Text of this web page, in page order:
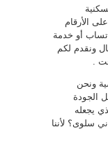
الأرقام
أو خدمة
ونقدم لكم
.
ونحن
الجودة
يجعله
سلوى؟ لأننا